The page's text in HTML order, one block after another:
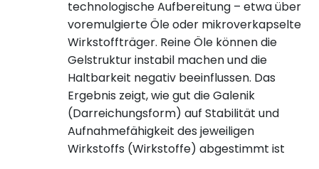
technologische Aufbereitung – etwa über
voremulgierte Öle oder mikroverkapselte
Wirkstoffträger. Reine Öle können die
Gelstruktur instabil machen und die
Haltbarkeit negativ beeinflussen. Das
Ergebnis zeigt, wie gut die Galenik
(Darreichungsform) auf Stabilität und
Aufnahmefähigkeit des jeweiligen
Wirkstoffs (Wirkstoffe) abgestimmt ist